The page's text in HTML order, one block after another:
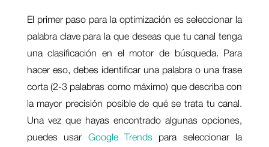
El primer paso para la optimización es seleccionar la
palabra clave para la que deseas que tu canal tenga
una clasificación en el motor de búsqueda. Para
hacer eso, debes identificar una palabra o una frase
corta (2-3 palabras como máximo) que describa con
la mayor precisión posible de qué se trata tu canal.
Una vez que hayas encontrado algunas opciones,
puedes usar Google Trends para seleccionar la